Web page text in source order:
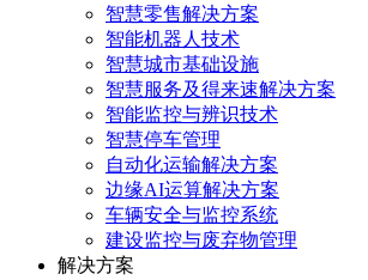
智慧零售解决方案
智能机器人技术
智慧城市基础设施
智慧服务及得来速解决方案
智能监控与辨识技术
智慧停车管理
自动化运输解决方案
边缘AI运算解决方案
车辆安全与监控系统
建设监控与废弃物管理
解决方案